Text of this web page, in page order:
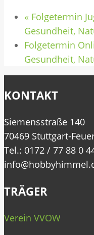
« Folgetermin
Gesundheit,
Folgetermin
Gesundheit,
KONTAKT
Siemensstraße 140
70469 Stuttgart-
Tel.: 0172 / 77 88 0
TRÄGER
Verein VVOW